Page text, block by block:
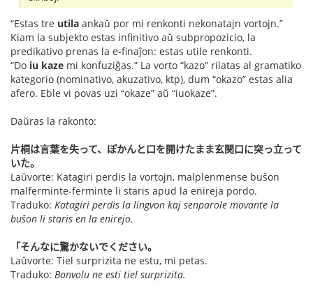
“Estas tre utila ankaŭ por mi renkonti nekonatajn vortojn.”
Kiam la subjekto estas infinitivo aŭ subpropozicio, la
predikativo prenas la e-finaĵon: estas utile renkonti.
“Do iu kaze mi konfuziĝas.” La vorto “kazo” rilatas al gramatiko
kategorio (nominativo, akuzativo, ktp), dum “okazo” estas alia
afero. Eble vi povas uzi “okaze” aŭ “iuokaze”.
Daŭras la rakonto:
片桐は言葉を失って、ぽかんと口を開けたまま玄関口に突っ立って
いた。
Laŭvorte: Katagiri perdis la vortojn, malplenmense buŝon
malferminte-ferminte li staris apud la enireja pordo.
Traduko: Katagiri perdis la lingvon kaj senparole movante la
buŝon li staris en la enirejo.
「そんなに驚かないでください。
Laŭvorte: Tiel surprizita ne estu, mi petas.
Traduko: Bonvolu ne esti tiel surprizita.